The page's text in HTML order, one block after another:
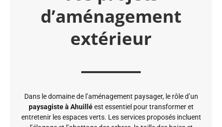
d’aménagement
extérieur
Dans le domaine de l’aménagement paysager, le rôle d’un
paysagiste à Ahuilléest essentiel pour transformer et
entretenir les espaces verts. Les services proposés incluent